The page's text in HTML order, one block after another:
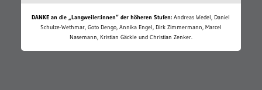
DANKE an die „Langweiler:innen“ der höheren Stufen: Andreas Wedel, Daniel
Schulze-Wethmar, Goto Dengo, Annika Engel, Dirk Zimmermann, Marcel
Nasemann, Kristian Gäckle und Christian Zenker.